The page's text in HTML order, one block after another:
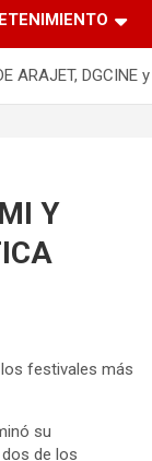
ARAJET, DGCINE
Y
festivales más
su
de los